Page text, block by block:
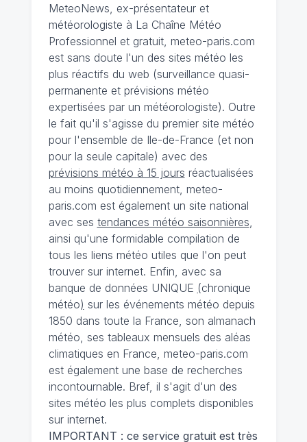
MeteoNews, ex-présentateur et
météorologiste à La Chaîne Météo
Professionnel et gratuit, meteo-paris.com
est sans doute l'un des sites météo les
plus réactifs du web (surveillance quasi-
permanente et prévisions météo
expertisées par un météorologiste). Outre
le fait qu'il s'agisse du premier site météo
pour l'ensemble de Ile-de-France (et non
pour la seule capitale) avec des
prévisions météo à 15 jours réactualisées
au moins quotidiennement, meteo-
paris.com est également un site national
avec ses tendances météo saisonnières,
ainsi qu'une formidable compilation de
tous les liens météo utiles que l'on peut
trouver sur internet. Enfin, avec sa
banque de données UNIQUE (chronique
météo) sur les événements météo depuis
1850 dans toute la France, son almanach
météo, ses tableaux mensuels des aléas
climatiques en France, meteo-paris.com
est également une base de recherches
incontournable. Bref, il s'agit d'un des
sites météo les plus complets disponibles
sur internet.
IMPORTANT : ce service gratuit est très